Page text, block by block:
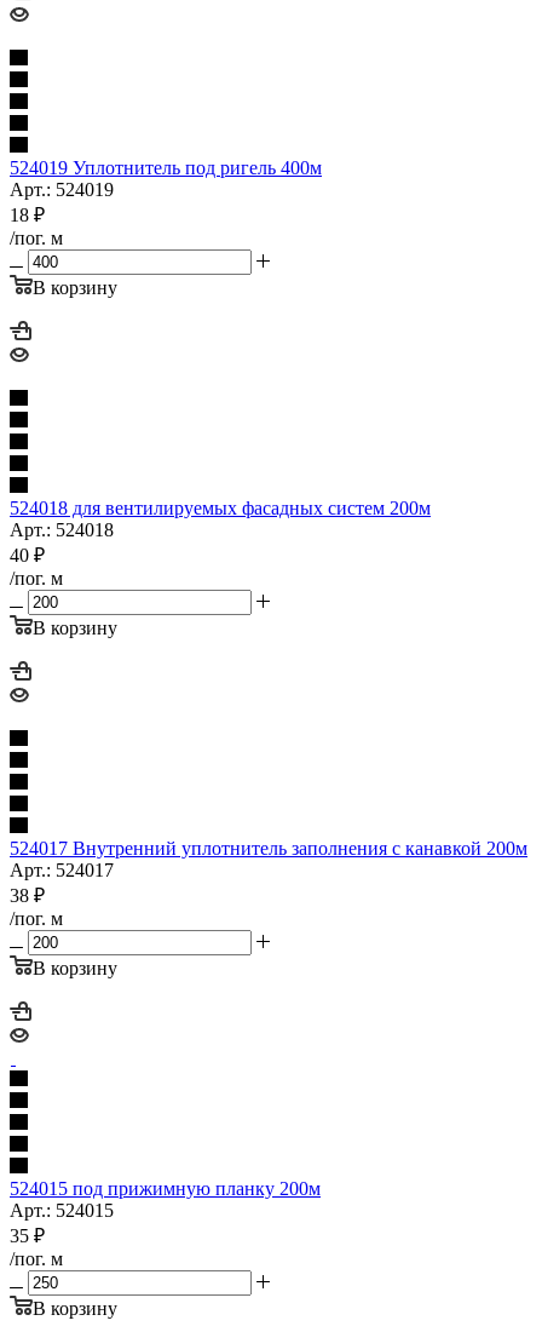
524019 Уплотнитель под ригель 400м
Арт.: 524019
18 ₽
/пог. м
В корзину
524018 для вентилируемых фасадных систем 200м
Арт.: 524018
40 ₽
/пог. м
В корзину
524017 Внутренний уплотнитель заполнения с канавкой 200м
Арт.: 524017
38 ₽
/пог. м
В корзину
524015 под прижимную планку 200м
Арт.: 524015
35 ₽
/пог. м
В корзину